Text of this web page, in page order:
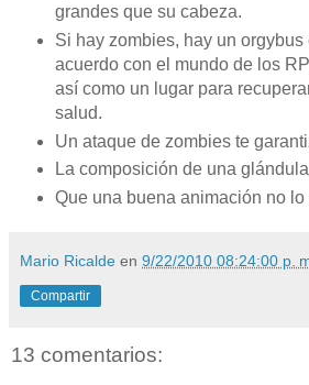
grandes que su cabeza.
Si hay zombies, hay un orgybus
acuerdo con el mundo de los
así como un lugar para
salud.
Un ataque de zombies te
La composición de una
Que una buena animación no lo
Mario Ricalde en 9/22/2010 08:24:00 p.
Compartir
13 comentarios: